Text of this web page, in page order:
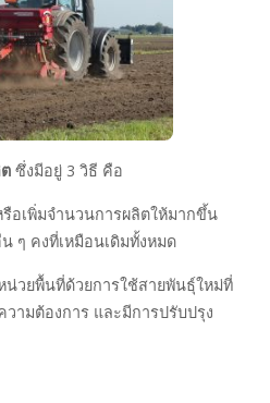
ซึ่งมีอยู่ 3 วิธี คือ
อเพิ่มจำนวนการผลิตให้มากขึ้น
ๆ คงที่เหมือนเดิมทั้งหมด
น่วยพื้นที่ด้วยการใช้สายพันธุ์ใหม่ที่
ามต้องการ และมีการปรับปรุง